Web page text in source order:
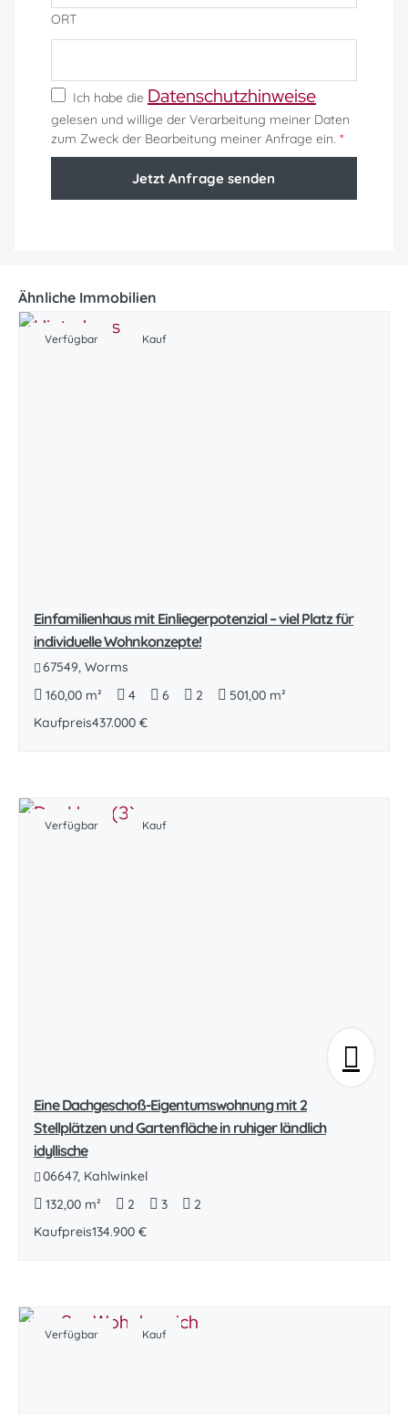
ORT
Ich habe die Datenschutzhinweise
gelesen und willige der Verarbeitung meiner Daten
zum Zweck der Bearbeitung meiner Anfrage ein. *
Jetzt Anfrage senden
Ähnliche Immobilien
Verfügbar Kauf
Einfamilienhaus mit Einliegerpotenzial – viel Platz für
individuelle Wohnkonzepte!
67549, Worms
160,00 m²
4 6 2
501,00 m²
Kaufpreis437.000 €
Verfügbar Kauf
Eine Dachgeschoß-Eigentumswohnung mit 2
Stellplätzen und Gartenfläche in ruhiger ländlich
idyllische
06647, Kahlwinkel
132,00 m²
2 3
2
Kaufpreis134.900 €
Verfügbar Kauf